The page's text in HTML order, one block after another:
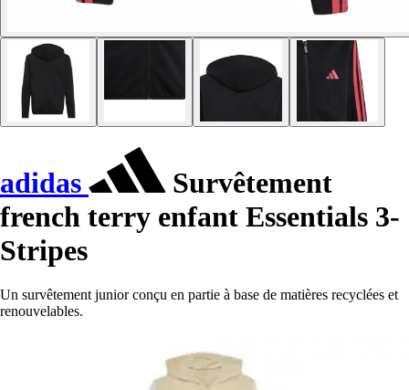
adidas
Survêtement
french terry enfant Essentials 3-
Stripes
Un survêtement junior conçu en partie à base de matières recyclées et
renouvelables.